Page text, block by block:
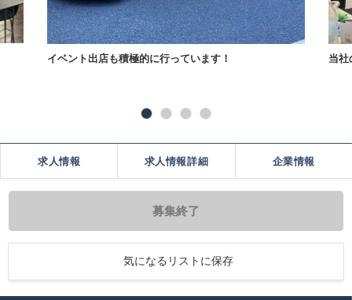
イベント出店も積極的に行っています！ 当社
求人情報 求人情報詳細 企業情報
募集終了
気になるリストに保存